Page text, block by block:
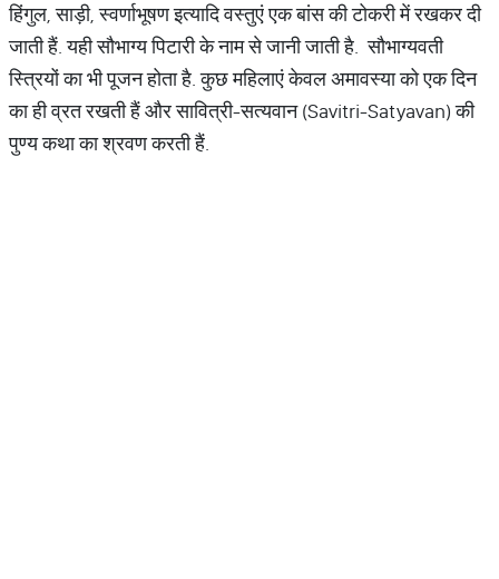
हिंगुल, साड़ी, स्वर्णाभूषण इत्यादि वस्तुएं एक बांस की टोकरी में रखकर दी
जाती हैं. यही सौभाग्य पिटारी के नाम से जानी जाती है. सौभाग्यवती
स्त्रियों का भी पूजन होता है. कुछ महिलाएं केवल अमावस्या को एक दिन
का ही व्रत रखती हैं और सावित्री-सत्यवान (Savitri-Satyavan) की
पुण्य कथा का श्रवण करती हैं.